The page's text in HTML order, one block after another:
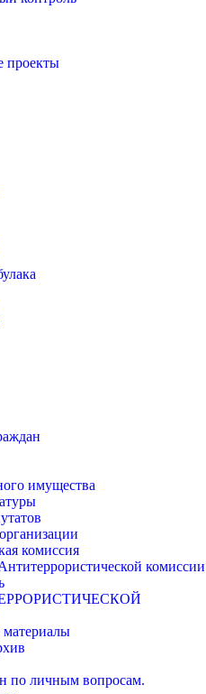
проекты
имущества
комиссия
комиссии
по личным вопросам.